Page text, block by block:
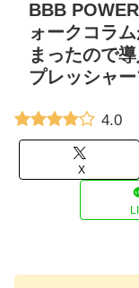
BBB
ォークコラ
まったので
プレッシャー
4.0
X